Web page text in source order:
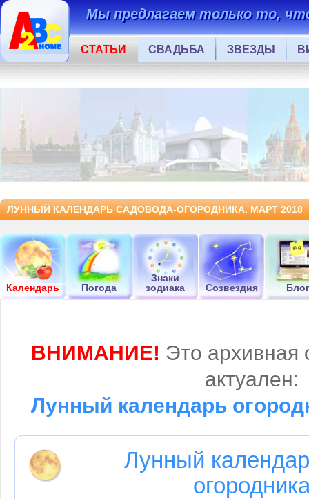
Мы предлагаем только то,
СТАТЬИ СВАДЬБА ЗВЕЗДЫ
ЛУННЫЙ КАЛЕНДАРЬ САДОВОДА-ОГОРОДНИКА. МАРТ 2018
Календарь Погода
Знаки
зодиака
Созвездия Блог
ВНИМАНИЕ! Это архивная
актуален:
Лунный календарь
Лунный